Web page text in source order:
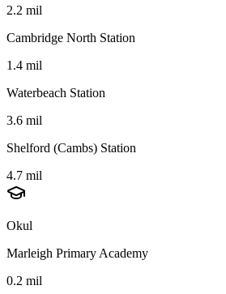
2.2 mil
Cambridge North Station
1.4 mil
Waterbeach Station
3.6 mil
Shelford (Cambs) Station
4.7 mil
Okul
Marleigh Primary Academy
0.2 mil